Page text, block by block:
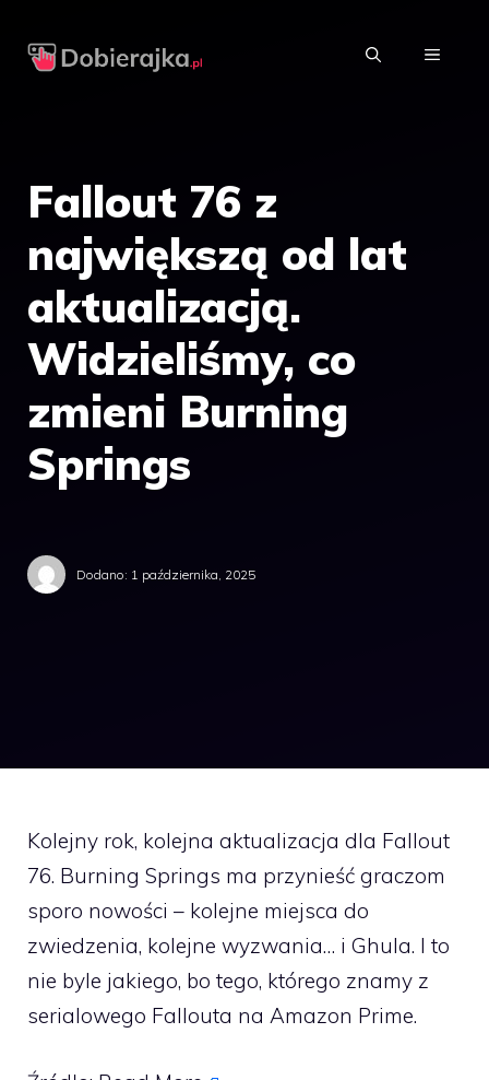
MENU
Fallout 76 z
największą od lat
aktualizacją.
Widzieliśmy, co
zmieni Burning
Springs
Dodano: 1 października, 2025
Kolejny rok, kolejna aktualizacja dla Fallout
76. Burning Springs ma przynieść graczom
sporo nowości – kolejne miejsca do
zwiedzenia, kolejne wyzwania… i Ghula. I to
nie byle jakiego, bo tego, którego znamy z
serialowego Fallouta na Amazon Prime.